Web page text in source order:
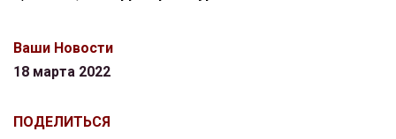
Ваши Новости
18 марта 2022
ПОДЕЛИТЬСЯ